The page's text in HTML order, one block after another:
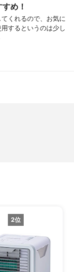
め！
くれるので、お気に
するというのは少し
2位